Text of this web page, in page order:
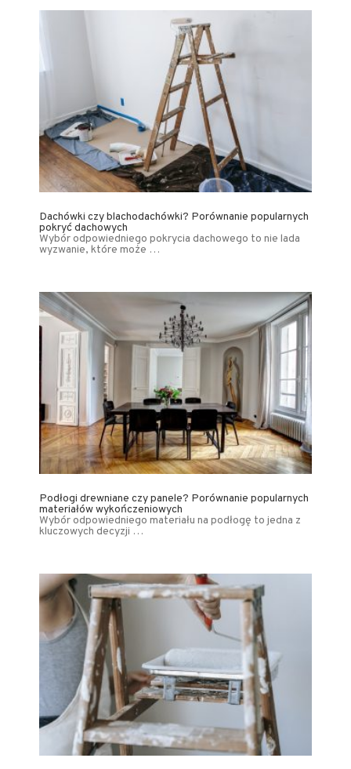
Dachówki czy blachodachówki? Porównanie popularnych
pokryć dachowych
Wybór odpowiedniego pokrycia dachowego to nie lada
wyzwanie, które może …
Podłogi drewniane czy panele? Porównanie popularnych
materiałów wykończeniowych
Wybór odpowiedniego materiału na podłogę to jedna z
kluczowych decyzji …